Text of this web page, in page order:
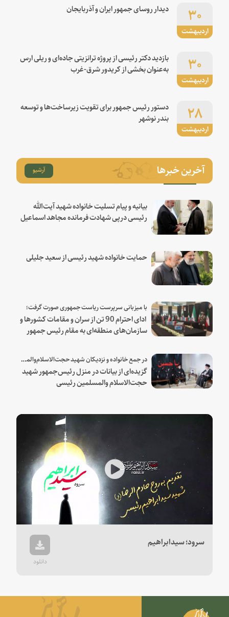
اردیبهشت
۳۰ دیدار روسای جمهور ایران و آذربایجان
اردیبهشت
۳۰
بازدید دکتر رئیسی از پروژه ترانزیتی جاده‌ای و ریلی ارس
به‌عنوان بخشی از کریدور شرق-غرب
اردیبهشت
۲۸
دستور رئیس جمهور برای تقویت زیرساخت‌ها و توسعه
بندر نوشهر
آخرین خبرها آرشیو
بیانیه و پیام تسلیت خانواده شهید آیت‌الله
رئیسی درپی شهادت فرمانده مجاهد اسماعیل
حمایت خانواده شهید رئیسی از سعید جلیلی
با میزبانی سرپرست ریاست جمهوری صورت گرفت؛
ادای احترام 90 تن از سران و مقامات کشورها و
سازمان‌های منطقه‌ای به مقام رئیس جمهور
در جمع خانواده و نزدیکان شهید حجت‌الاسلام‌والمسلمین رئیسی:
گزیده‌ای از بیانات در منزل رئیس‌جمهور شهید
حجت‌الاسلام والمسلمین رئیسی
Play
Video
سرود؛ سیدابراهیم
دانلود